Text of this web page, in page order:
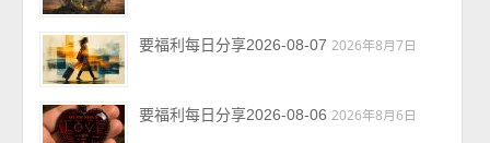
要福利每日分享2026-08-07 2026年8月7日
要福利每日分享2026-08-06 2026年8月6日